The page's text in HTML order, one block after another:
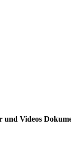
und Videos